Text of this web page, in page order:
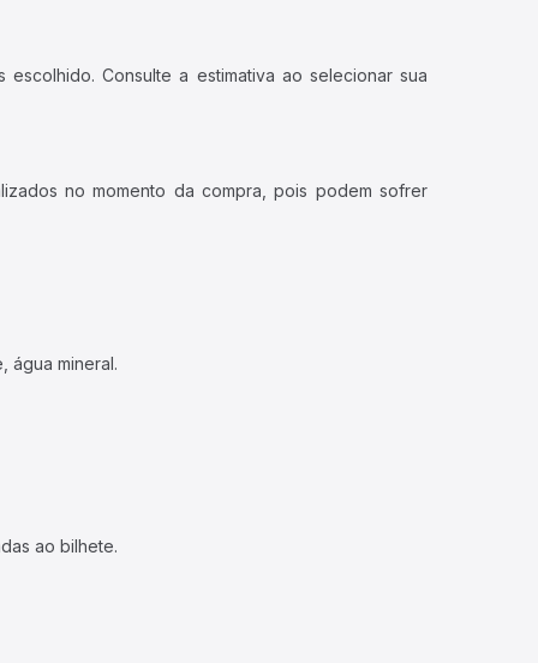
Consulte a estimativa ao selecionar sua
no momento da compra, pois podem sofrer
água mineral.
ao bilhete.